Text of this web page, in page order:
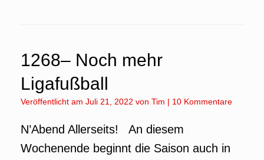
1268– Noch mehr
Ligafußball
Veröffentlicht am Juli 21, 2022 von Tim | 10 Kommentare
N’Abend Allerseits! An diesem
Wochenende beginnt die Saison auch in